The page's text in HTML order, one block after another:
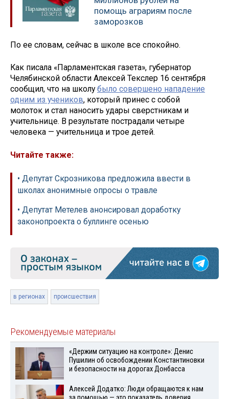
помощь аграриям после
заморозков
По ее словам, сейчас в школе все спокойно.
Как писала «Парламентская газета», губернатор
Челябинской области Алексей Текслер 16 сентября
сообщил, что на школубыло совершено нападение
одним из учеников, который принес с собой
молоток и стал наносить удары сверстникам и
учительнице. В результате пострадали четыре
человека — учительница и трое детей.
Читайте также:
• Депутат Скрозникова предложила ввести в
школах анонимные опросы о травле
• Депутат Метелев анонсировал доработку
законопроекта о буллинге осенью
в регионах происшествия
Рекомендуемые материалы
«Держим ситуацию на контроле»: Денис
Пушилин об освобождении Константиновки
и безопасности на дорогах Донбасса
Алексей Додатко: Люди обращаются к нам